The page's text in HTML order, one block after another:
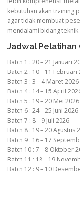
kebutuhan akan training
agar tidak membuat
mendalami bidang teknik
Jadwal Pelatihan
Batch 1 : 20 – 21 Januari
Batch 2 : 10 – 11 Februari
Batch 3 : 3 – 4 Maret 2026
Batch 4 : 14 – 15 April
Batch 5 : 19 – 20 Mei 2026
Batch 6 : 24 – 25 Juni 2026
Batch 7 : 8 – 9 Juli 2026
Batch 8 : 19 – 20 Agustus
Batch 9 : 16 – 17
Batch 10 : 7 – 8 Oktober
Batch 11 : 18 – 19
Batch 12 : 9 – 10